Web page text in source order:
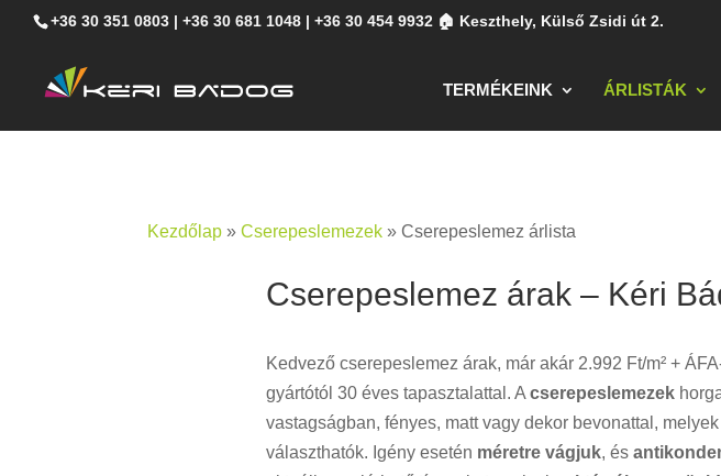
+36 30 351 0803 | +36 30 681 1048 | +36 30 454 9932 🏠 Keszthely, Külső Zsidi út 2.
TERMÉKEINK ÁRLISTÁK
Kezdőlap »Cserepeslemezek »Cserepeslemez árlista
Cserepeslemez árak – Kéri
Kedvező cserepeslemez árak, már akár 2.992 Ft/m² +
gyártótól 30 éves tapasztalattal. A cserepeslemezek
vastagságban, fényes, matt vagy dekor bevonattal, melyek
választhatók. Igény esetén méretre vágjuk, és